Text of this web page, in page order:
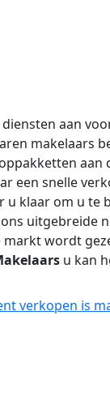
aan
makelaars
aan
een snelle
u klaar om u
uitgebreide
wordt
u kan
verkopen is